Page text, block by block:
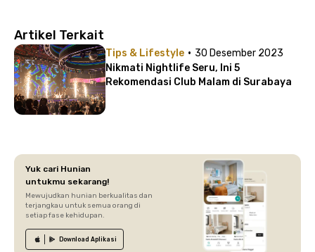
Artikel Terkait
Tips & Lifestyle · 30 Desember 2023
Nikmati Nightlife Seru, Ini 5
Rekomendasi Club Malam di Surabaya
Yuk cari Hunian
untukmu sekarang!
Mewujudkan hunian berkualitas dan
terjangkau untuk semua orang di
setiap fase kehidupan.
Download Aplikasi